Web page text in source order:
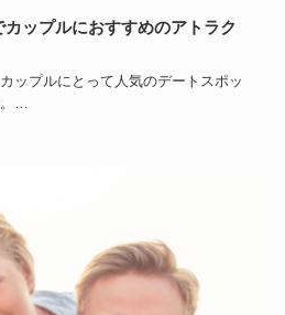
ップルにおすすめのアトラク
ップルにとって人気のデートスポッ
ンは、エキサイティン…